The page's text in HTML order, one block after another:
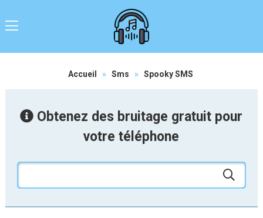
Accueil » Sms » Spooky SMS
Obtenez des bruitage gratuit pour
votre téléphone